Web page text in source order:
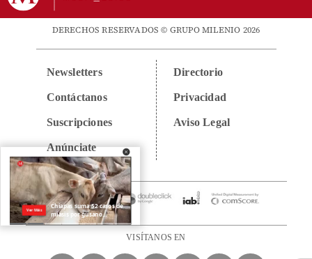
DERECHOS RESERVADOS © GRUPO MILENIO 2026
Newsletters
Contáctanos
Suscripciones
Anúnciate
Directorio
Privacidad
Aviso Legal
VISÍTANOS EN